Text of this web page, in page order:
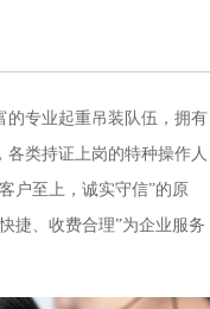
的专业起重吊装队伍，拥有
类持证上岗的特种操作人
户至上，诚实守信”的原
捷、收费合理”为企业服务